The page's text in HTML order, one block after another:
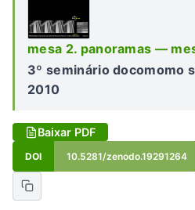
mesa 2. panoramas —
3º seminário docomomo
2010
Baixar PDF
DOI 10.5281/zenodo.19291264